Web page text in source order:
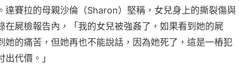
達賽拉的母親沙倫（Sharon）堅稱，女兒身上的撕裂傷與
在屍檢報告內，「我的女兒被強姦了，如果看到她的屍
她的痛苦，但她再也不能說話，因為她死了，這是一樁犯
代價。」